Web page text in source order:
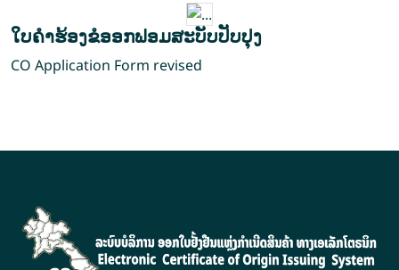
ໃບຄໍາຮ້ອງຂໍອອກຟອມສະບັບປັບປຸງ
CO Application Form revised